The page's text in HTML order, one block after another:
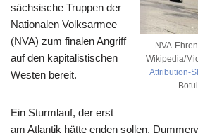
NVA-
Wikipedia/
Attribution-
sächsische Truppen der
Nationalen Volksarmee
(NVA) zum finalen Angriff
auf den kapitalistischen
Westen bereit.
Ein Sturmlauf, der erst
am Atlantik hätte enden sollen.